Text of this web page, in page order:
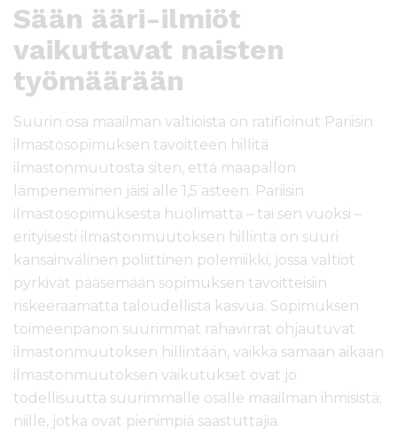
Sään ääri-ilmiöt
vaikuttavat naisten
työmäärään
Suurin osa maailman valtioista on ratifioinut Pariisin
ilmastosopimuksen tavoitteen hillitä
ilmastonmuutosta siten, että maapallon
lämpeneminen jäisi alle 1,5 asteen. Pariisin
ilmastosopimuksesta huolimatta – tai sen vuoksi –
erityisesti ilmastonmuutoksen hillintä on suuri
kansainvälinen poliittinen polemiikki, jossa valtiot
pyrkivät pääsemään sopimuksen tavoitteisiin
riskeeraamatta taloudellista kasvua. Sopimuksen
toimeenpanon suurimmat rahavirrat ohjautuvat
ilmastonmuutoksen hillintään, vaikka samaan aikaan
ilmastonmuutoksen vaikutukset ovat jo
todellisuutta suurimmalle osalle maailman ihmisistä;
niille, jotka ovat pienimpiä saastuttajia.